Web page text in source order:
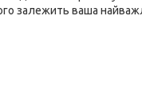
залежить ваша